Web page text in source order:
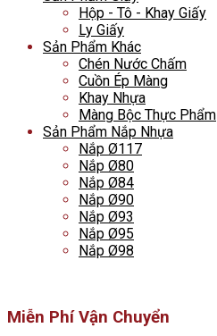
Hộp - Tô - Khay Giấy
Ly Giấy
Sản Phẩm Khác
Chén Nước Chấm
Cuồn Ép Màng
Khay Nhựa
Màng Bộc Thực Phẩm
Sản Phẩm Nắp Nhựa
Nắp Ø117
Nắp Ø80
Nắp Ø84
Nắp Ø90
Nắp Ø93
Nắp Ø95
Nắp Ø98
Miễn Phí Vận Chuyển